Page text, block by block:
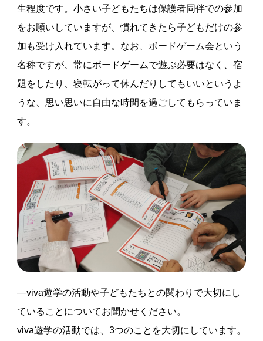
生程度です。小さい子どもたちは保護者同伴での参加
をお願いしていますが、慣れてきたら子どもだけの参
加も受け入れています。なお、ボードゲーム会という
名称ですが、常にボードゲームで遊ぶ必要はなく、宿
題をしたり、寝転がって休んだりしてもいいというよ
うな、思い思いに自由な時間を過ごしてもらっていま
す。
―viva遊学の活動や子どもたちとの関わりで大切にし
ていることについてお聞かせください。
viva遊学の活動では、3つのことを大切にしています。